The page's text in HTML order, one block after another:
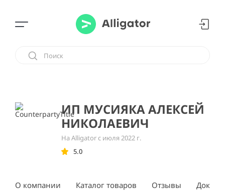
ИП МУСИЯКА АЛЕКСЕЙ
НИКОЛАЕВИЧ
На Alligator с июля 2022 г.
5.0
О компании Каталог товаров Отзывы